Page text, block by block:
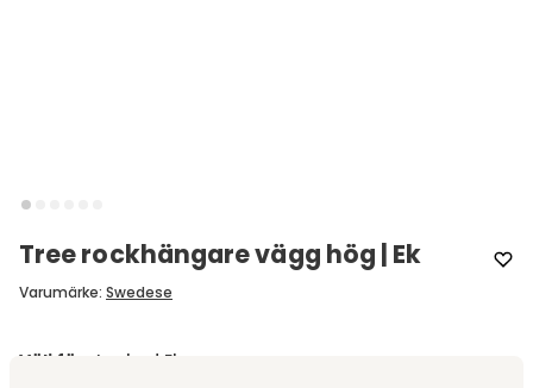
Tree rockhängare vägg hög | Ek
Varumärke: Swedese
Välj färg Lackad Ek